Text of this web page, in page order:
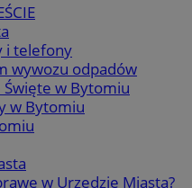
i telefony
wywozu odpadów
Święte w Bytomiu
w Bytomiu
w Urzędzie Miasta?